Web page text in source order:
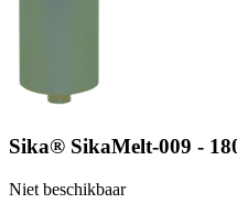
Sika® SikaMelt-009 -
Niet beschikbaar